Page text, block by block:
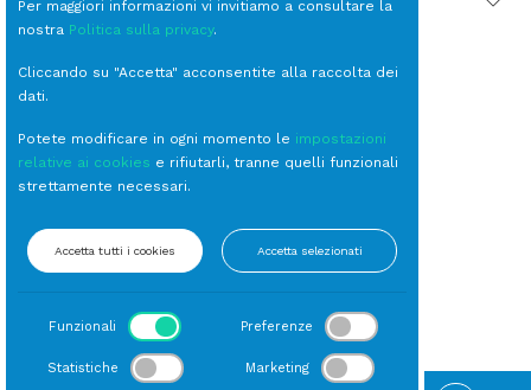
SOTTOCOLLO per
Giacca Coreana
Per maggiori informazioni vi invitiamo a consultare la
nostra Politica sulla privacy.
Cliccando su "Accetta" acconsentite alla raccolta dei
dati.
Potete modificare in ogni momento le impostazioni
relative ai cookies e rifiutarli, tranne quelli funzionali
strettamente necessari.
Accetta tutti i cookies Accetta selezionati
Funzionali Preferenze
Statistiche Marketing